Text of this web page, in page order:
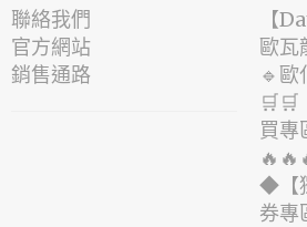
聯絡我們
官方網站
銷售通路
【
歐瓦
🔹歐
🛒🛒
買專
◆【
券專